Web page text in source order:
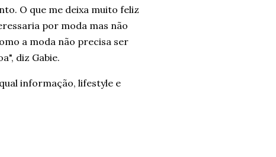
O que me deixa muito feliz
por moda mas não
a moda não precisa ser
diz Gabie.
informação, lifestyle e